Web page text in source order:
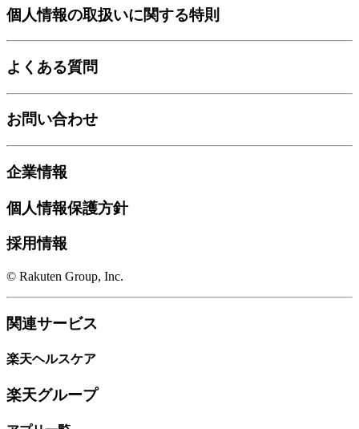
個人情報の取扱いに関する特則
よくある質問
お問い合わせ
企業情報
個人情報保護方針
採用情報
© Rakuten Group, Inc.
関連サービス
楽天ヘルスケア
楽天グループ